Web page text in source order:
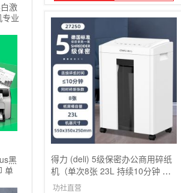
激
业
黑
单
得力 (deli) 5级保密办公商用碎纸
机（单次8张 23L 持续10分钟 可
碎卡）27250
功社直营